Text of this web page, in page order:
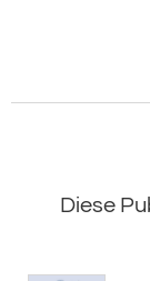
Diese